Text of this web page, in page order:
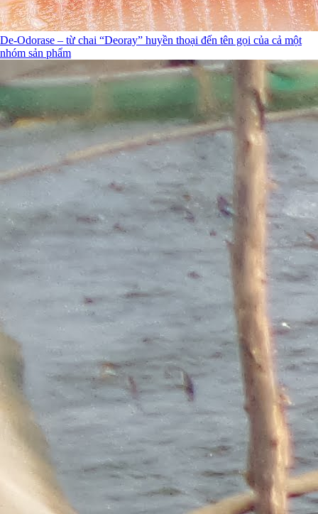
De-Odorase – từ chai “Deoray” huyền thoại đến tên gọi của cả một
nhóm sản phẩm